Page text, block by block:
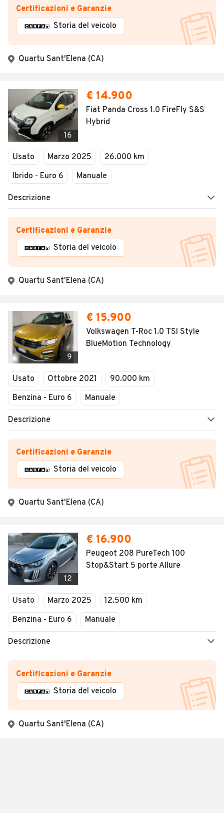
Certificazioni e Garanzie
Storia del veicolo
Quartu Sant'Elena (CA)
16
€ 14.900
Fiat Panda Cross 1.0 FireFly S&S
Hybrid
Usato Marzo 2025
26.000 km
Ibrido - Euro 6
Manuale
Descrizione
Certificazioni e Garanzie
Storia del veicolo
Quartu Sant'Elena (CA)
9
€ 15.900
Volkswagen T-Roc 1.0 TSI Style
BlueMotion Technology
Usato Ottobre 2021
90.000 km
Benzina - Euro 6
Manuale
Descrizione
Certificazioni e Garanzie
Storia del veicolo
Quartu Sant'Elena (CA)
12
€ 16.900
Peugeot 208 PureTech 100
Stop&Start 5 porte Allure
Usato Marzo 2025
12.500 km
Benzina - Euro 6
Manuale
Descrizione
Certificazioni e Garanzie
Storia del veicolo
Quartu Sant'Elena (CA)